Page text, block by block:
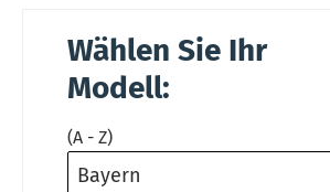
Wählen Sie Ihr
Modell:
(A - Z)
Bayern